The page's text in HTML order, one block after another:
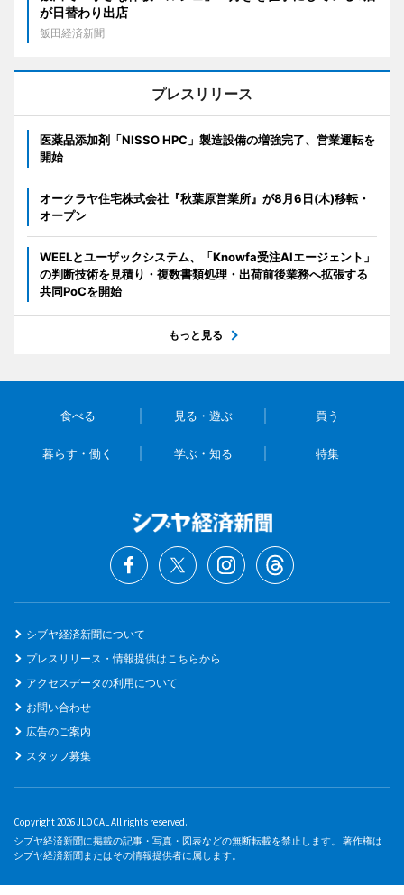
が日替わり出店
飯田経済新聞
プレスリリース
医薬品添加剤「NISSO HPC」製造設備の増強完了、営業運転を
開始
オークラヤ住宅株式会社『秋葉原営業所』が8月6日(木)移転・
オープン
WEELとユーザックシステム、「Knowfa受注AIエージェント」
の判断技術を見積り・複数書類処理・出荷前後業務へ拡張する
共同PoCを開始
もっと見る
食べる 見る・遊ぶ 買う
暮らす・働く 学ぶ・知る 特集
シブヤ経済新聞について
プレスリリース・情報提供はこちらから
アクセスデータの利用について
お問い合わせ
広告のご案内
スタッフ募集
Copyright 2026 JLOCAL All rights reserved.
シブヤ経済新聞に掲載の記事・写真・図表などの無断転載を禁止します。 著作権は
シブヤ経済新聞またはその情報提供者に属します。